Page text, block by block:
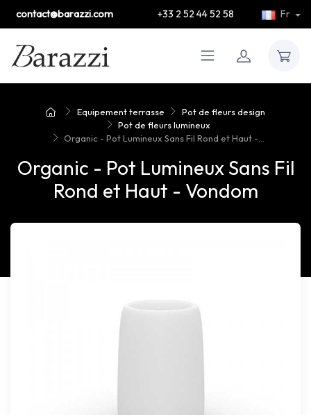
contact@barazzi.com +33 2 52 44 52 58 Fr
Equipement terrasse
Pot de fleurs design
Pot de fleurs lumineux
Organic - Pot Lumineux Sans Fil Rond et Haut -...
Organic - Pot Lumineux Sans Fil
Rond et Haut - Vondom